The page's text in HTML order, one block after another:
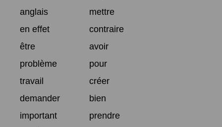
anglais
mettre
en effet
contraire
être
avoir
problème
pour
travail
créer
demander
bien
important
prendre